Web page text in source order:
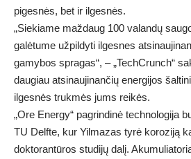
pigesnės, bet ir ilgesnės.
„Siekiame maždaug 100 valandų
galėtume užpildyti ilgesnes
gamybos spragas“, – „TechCrunch“
daugiau atsinaujinančių energijos
ilgesnės trukmės jums reikės.
„Ore Energy“ pagrindinė technologija
TU Delfte, kur Yilmazas tyrė koroziją
doktorantūros studijų dalį.